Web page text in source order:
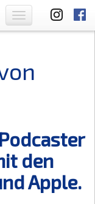
Toggle
navigation
den
Apple.